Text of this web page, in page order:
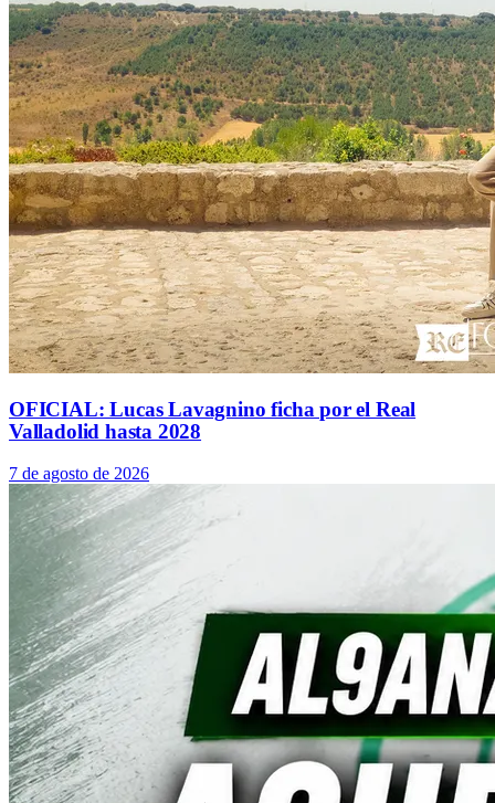
OFICIAL: Lucas Lavagnino ficha por el Real
Valladolid hasta 2028
7 de agosto de 2026